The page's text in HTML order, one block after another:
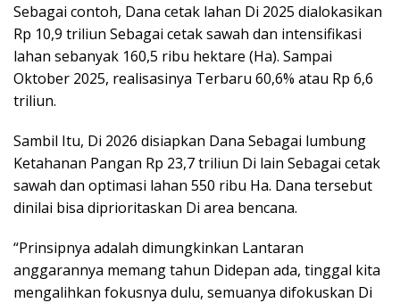
Sebagai contoh, Dana cetak lahan Di 2025 dialokasikan
Rp 10,9 triliun Sebagai cetak sawah dan intensifikasi
lahan sebanyak 160,5 ribu hektare (Ha). Sampai
Oktober 2025, realisasinya Terbaru 60,6% atau Rp 6,6
triliun.
Sambil Itu, Di 2026 disiapkan Dana Sebagai lumbung
Ketahanan Pangan Rp 23,7 triliun Di lain Sebagai cetak
sawah dan optimasi lahan 550 ribu Ha. Dana tersebut
dinilai bisa diprioritaskan Di area bencana.
“Prinsipnya adalah dimungkinkan Lantaran
anggarannya memang tahun Didepan ada, tinggal kita
mengalihkan fokusnya dulu, semuanya difokuskan Di